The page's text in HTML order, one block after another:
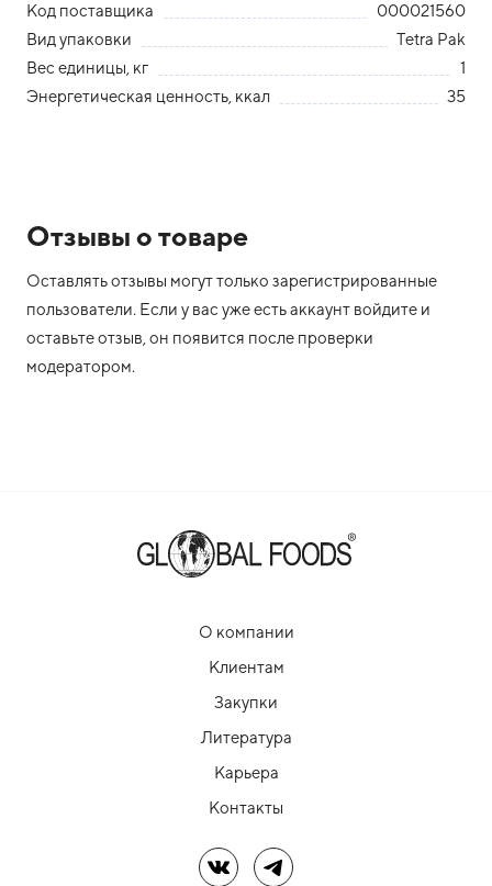
Код поставщика
000021560
Вид упаковки
Tetra Pak
Вес единицы, кг
1
Энергетическая ценность, ккал
35
Отзывы о товаре
Оставлять отзывы могут только зарегистрированные
пользователи. Если у вас уже есть аккаунт войдите и
оставьте отзыв, он появится после проверки
модератором.
О компании
Клиентам
Закупки
Литература
Карьера
Контакты
Мы в ВКМы в Telegram